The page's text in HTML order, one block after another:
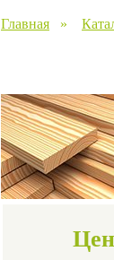
Главная »